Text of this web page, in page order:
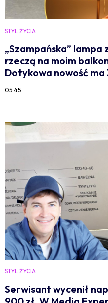
STYL ŻYCIA
„Szampańska”
rzeczą na moim
Dotykowa nowość
05:45
STYL ŻYCIA
Serwisant wycenił